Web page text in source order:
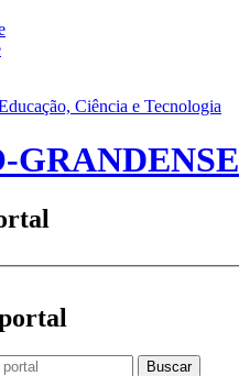
Ciência e Tecnologia
GRANDENSE
Buscar